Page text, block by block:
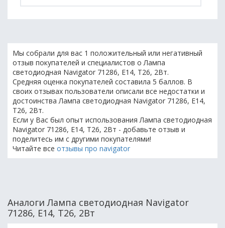
Мы собрали для вас 1 положительный или негативный
отзыв покупателей и специалистов о Лампа
светодиодная Navigator 71286, E14, T26, 2Вт.
Средняя оценка покупателей составила 5 баллов. В
своих отзывах пользователи описали все недостатки и
достоинства Лампа светодиодная Navigator 71286, E14,
T26, 2Вт.
Если у Вас был опыт использования Лампа светодиодная
Navigator 71286, E14, T26, 2Вт - добавьте отзыв и
поделитесь им с другими покупателями!
Читайте все отзывы про navigator
Аналоги Лампа светодиодная Navigator
71286, E14, T26, 2Вт